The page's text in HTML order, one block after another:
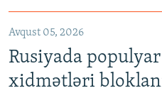
Avqust 05, 2026
Rusiyada
xidmətləri